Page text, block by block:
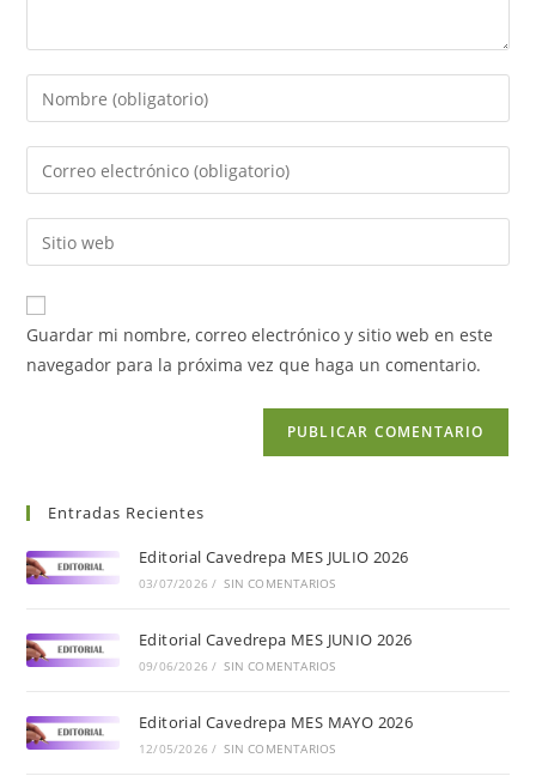
Guardar mi nombre, correo electrónico y sitio web en este
navegador para la próxima vez que haga un comentario.
Entradas Recientes
Editorial Cavedrepa MES JULIO 2026
03/07/2026 / SIN COMENTARIOS
Editorial Cavedrepa MES JUNIO 2026
09/06/2026 / SIN COMENTARIOS
Editorial Cavedrepa MES MAYO 2026
12/05/2026 / SIN COMENTARIOS